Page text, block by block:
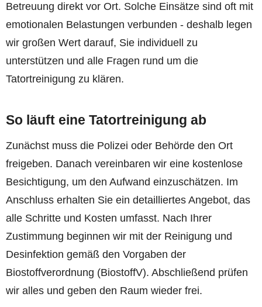
Betreuung direkt vor Ort. Solche Einsätze sind oft mit
emotionalen Belastungen verbunden - deshalb legen
wir großen Wert darauf, Sie individuell zu
unterstützen und alle Fragen rund um die
Tatortreinigung zu klären.
So läuft eine Tatortreinigung ab
Zunächst muss die Polizei oder Behörde den Ort
freigeben. Danach vereinbaren wir eine kostenlose
Besichtigung, um den Aufwand einzuschätzen. Im
Anschluss erhalten Sie ein detailliertes Angebot, das
alle Schritte und Kosten umfasst. Nach Ihrer
Zustimmung beginnen wir mit der Reinigung und
Desinfektion gemäß den Vorgaben der
Biostoffverordnung (BiostoffV). Abschließend prüfen
wir alles und geben den Raum wieder frei.